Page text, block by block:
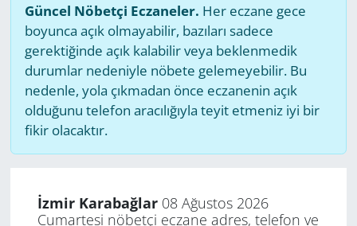
Güncel Nöbetçi Eczaneler. Her eczane gece
boyunca açık olmayabilir, bazıları sadece
gerektiğinde açık kalabilir veya beklenmedik
durumlar nedeniyle nöbete gelemeyebilir. Bu
nedenle, yola çıkmadan önce eczanenin açık
olduğunu telefon aracılığıyla teyit etmeniz iyi bir
fikir olacaktır.
İzmir Karabağlar08 Ağustos 2026
Cumartesi nöbetçi eczane adres, telefon ve
MAGAZİN
POLİTİKA
RESMİ İLANLAR
SAĞLIK